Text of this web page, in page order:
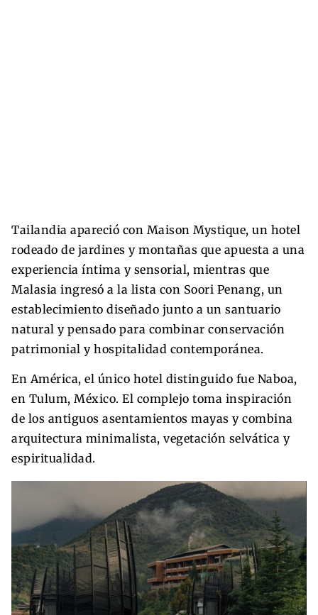
Tailandia apareció con Maison Mystique, un hotel
rodeado de jardines y montañas que apuesta a una
experiencia íntima y sensorial, mientras que
Malasia ingresó a la lista con Soori Penang, un
establecimiento diseñado junto a un santuario
natural y pensado para combinar conservación
patrimonial y hospitalidad contemporánea.
En América, el único hotel distinguido fue Naboa,
en Tulum, México. El complejo toma inspiración
de los antiguos asentamientos mayas y combina
arquitectura minimalista, vegetación selvática y
espiritualidad.